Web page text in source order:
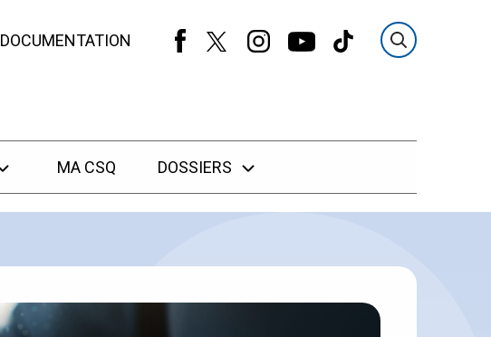
DOCUMENTATION
MA CSQ DOSSIERS